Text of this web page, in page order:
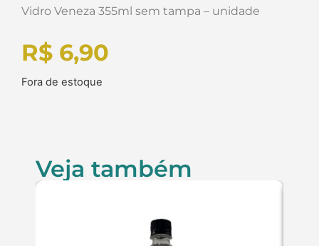
Vidro Veneza 355ml sem tampa – unidade
R$ 6,90
Fora de estoque
Veja também